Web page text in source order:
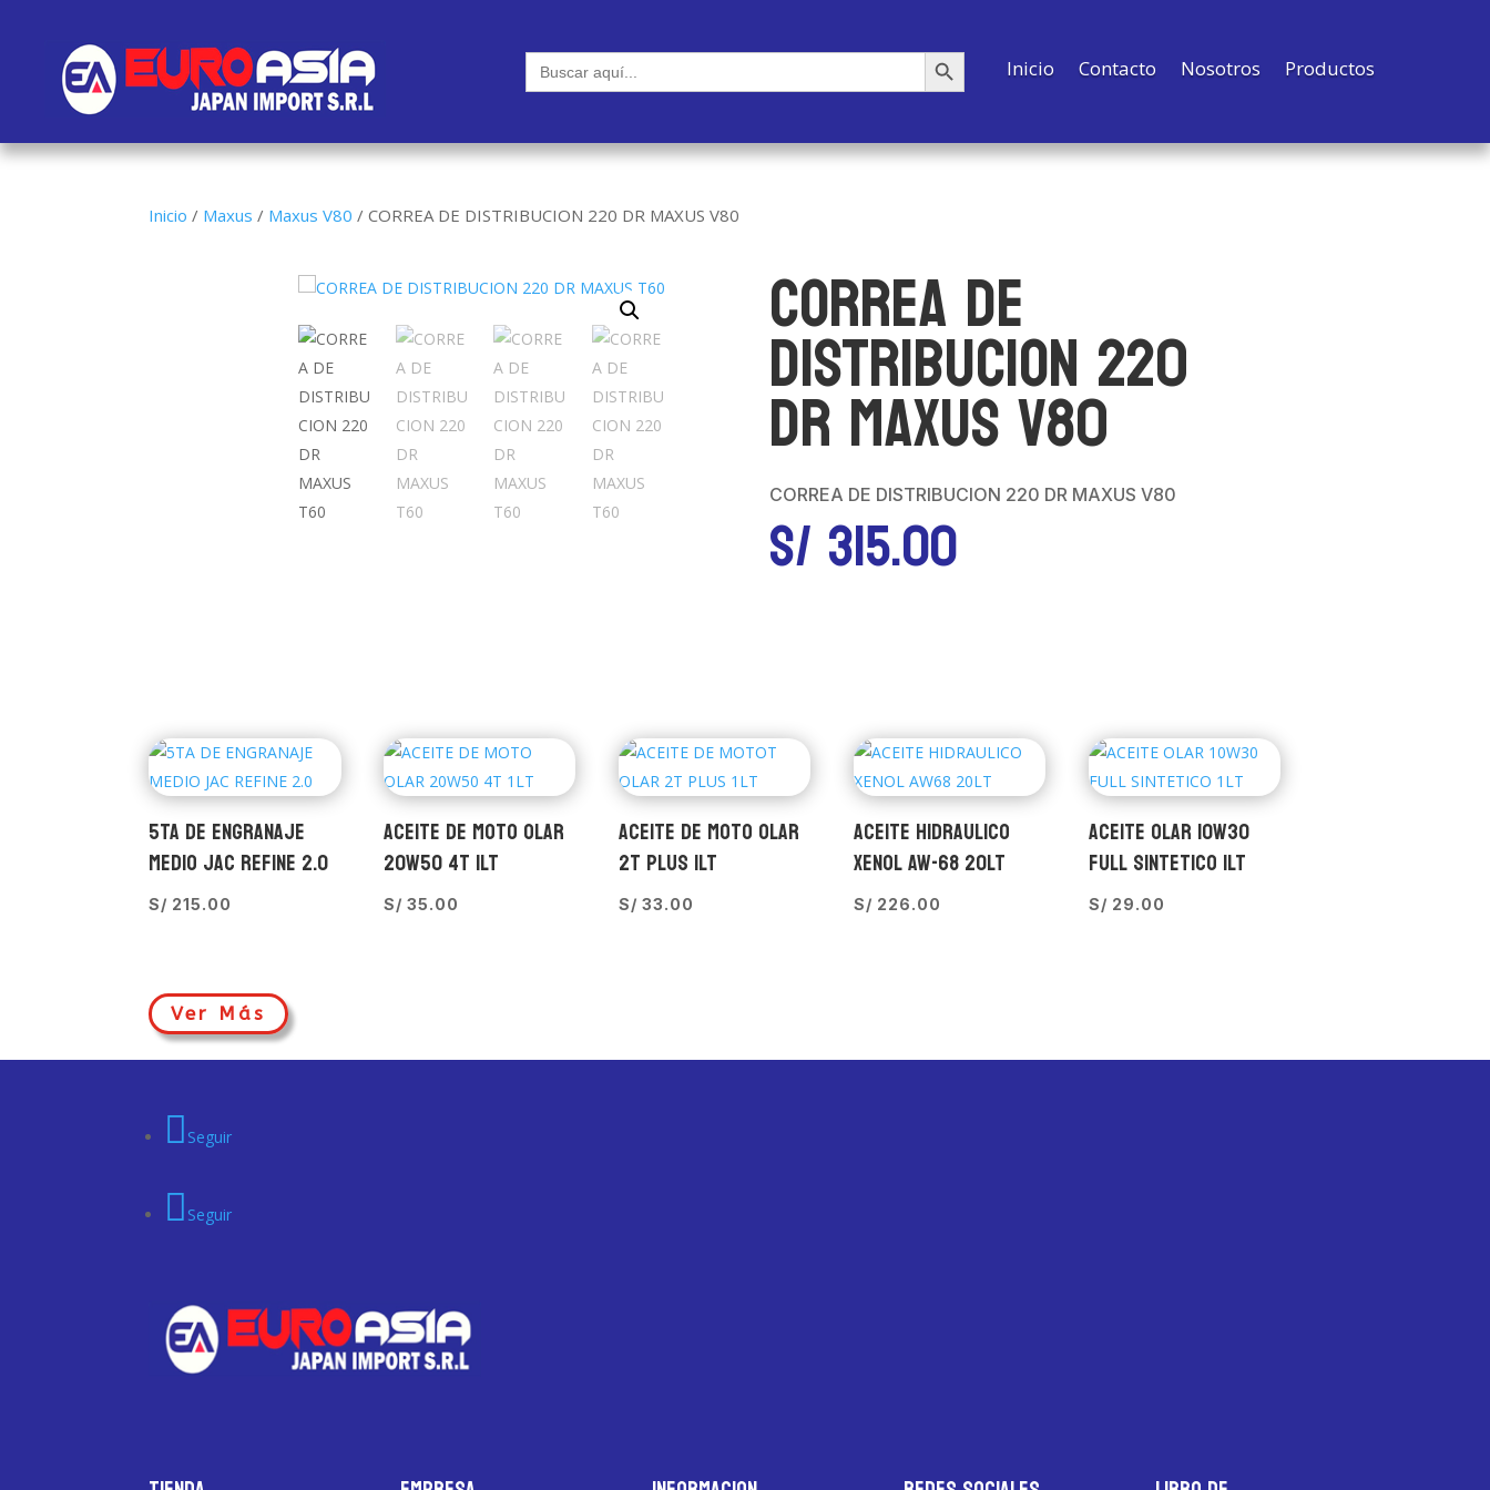
Buscar: Botón de búsqueda
Inicio Contacto Nosotros Productos
Inicio / Maxus / Maxus V80 /CORREA DE DISTRIBUCION 220 DR MAXUS V80
CORREA DE
DISTRIBUCION 220
DR MAXUS V80
CORREA DE DISTRIBUCION 220 DR MAXUS V80
S/315.00
5TA DE ENGRANAJE
MEDIO JAC REFINE 2.0
S/ 215.00
ACEITE DE MOTO OLAR
20W50 4T 1LT
S/ 35.00
ACEITE DE MOTO OLAR
2T PLUS 1LT
S/ 33.00
ACEITE HIDRAULICO
XENOL AW-68 20LT
S/ 226.00
ACEITE OLAR 10W30
FULL SINTETICO 1LT
S/ 29.00
Ver Más
Seguir
Seguir